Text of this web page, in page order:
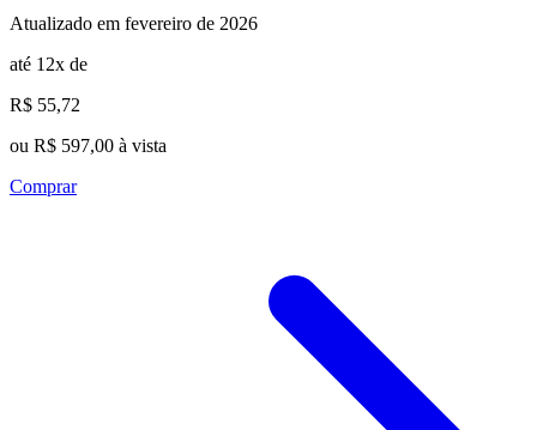
Atualizado em fevereiro de 2026
até 12x de
R$ 55,72
ou R$ 597,00 à vista
Comprar